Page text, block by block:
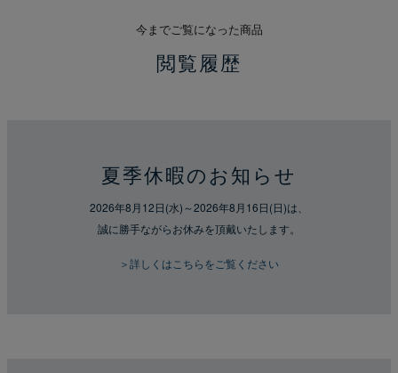
今までご覧になった商品
閲覧履歴
夏季休暇のお知らせ
2026年8月12日(水)～2026年8月16日(日)は、
誠に勝手ながらお休みを頂戴いたします。
＞詳しくはこちらをご覧ください